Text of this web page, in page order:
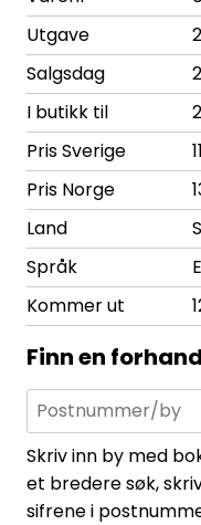
Utgave
Salgsdag
I butikk til
Pris Sverige
Pris Norge
Land
Språk
Kommer ut
Finn en
Skriv inn by med
et bredere søk,
sifrene i